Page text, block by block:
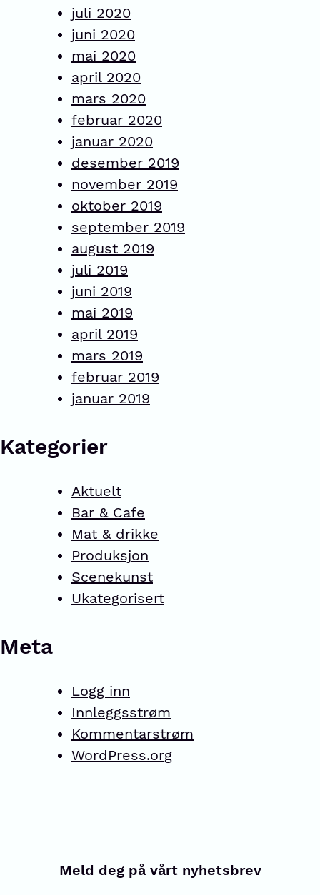
juli 2020
juni 2020
mai 2020
april 2020
mars 2020
februar 2020
januar 2020
desember 2019
november 2019
oktober 2019
september 2019
august 2019
juli 2019
juni 2019
mai 2019
april 2019
mars 2019
februar 2019
januar 2019
Kategorier
Aktuelt
Bar & Cafe
Mat & drikke
Produksjon
Scenekunst
Ukategorisert
Meta
Logg inn
Innleggsstrøm
Kommentarstrøm
WordPress.org
Meld deg på vårt nyhetsbrev